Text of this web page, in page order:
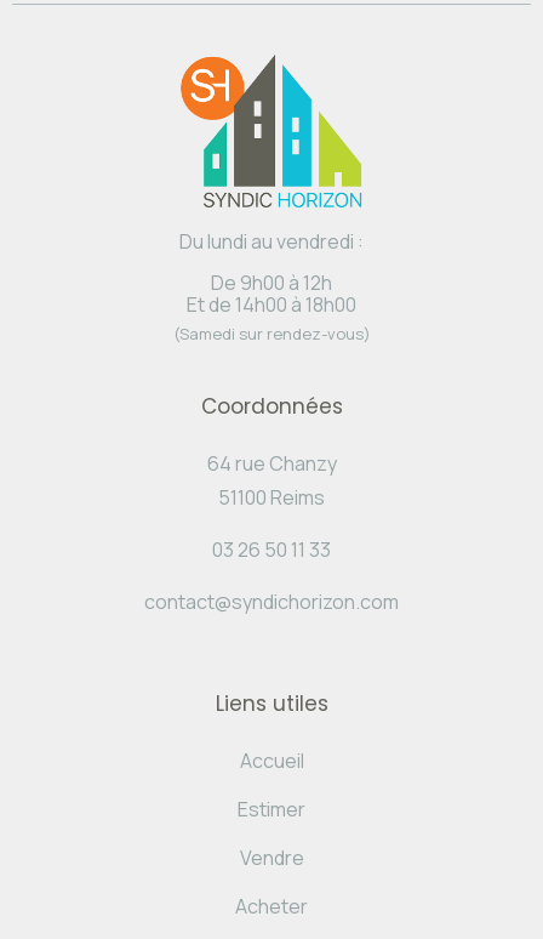
Du lundi au vendredi :
De 9h00 à 12h
Et de 14h00 à 18h00
(Samedi sur rendez-vous)
Coordonnées
64 rue Chanzy
51100 Reims
03 26 50 11 33
contact@syndichorizon.com
Liens utiles
Accueil
Estimer
Vendre
Acheter